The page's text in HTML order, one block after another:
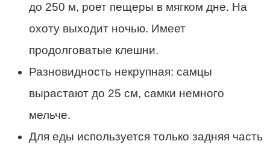
до 250 м, роет пещеры в мягком дне. На
охоту выходит ночью. Имеет
продолговатые клешни.
Разновидность некрупная: самцы
вырастают до 25 см, самки немного
мельче.
Для еды используется только задняя часть